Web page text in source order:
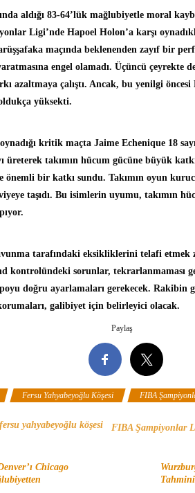
aldığı 83-64’lük mağlubiyetle moral
Ligi’nde Hapoel Holon’a karşı
maçında beklenenden zayıf bir
engel olamadı. Üçüncü çeyrekte
azaltmaya çalıştı. Ancak, bu yenilgi
yüksekti.
kritik maçta Jaime Echenique 18
üreterek takımın hücum gücüne büyük
önemli bir katkı sundu. Takımın oyun
taşıdı. Bu isimlerin uyumu, takımın
tarafındaki eksikliklerini telafi etmek
kontrolündeki sorunlar, tekrarlanmaması
doğru ayarlamaları gerekecek. Rakibin
galibiyet için belirleyici olacak.
Paylaş
Fersu Yahyabeyoğlu Köşesi FIBA
fersu yahyabeyoğlu köşesi FIBA Şampiyonlar
Chicago